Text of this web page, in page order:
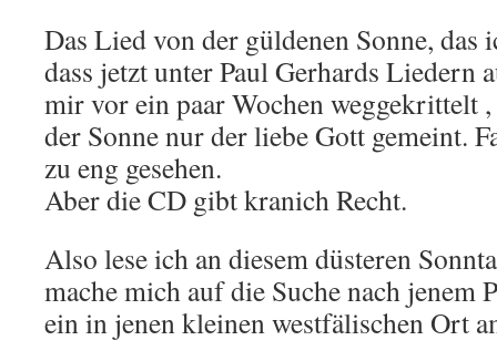
Das Lied von der güldenen Sonne, das
dass jetzt unter Paul Gerhards Liedern
mir vor ein paar Wochen weggekrittelt
der Sonne nur der liebe Gott gemeint.
zu eng gesehen.
Aber die CD gibt kranich Recht.
Also lese ich an diesem düsteren
mache mich auf die Suche nach jenem
ein in jenen kleinen westfälischen Ort